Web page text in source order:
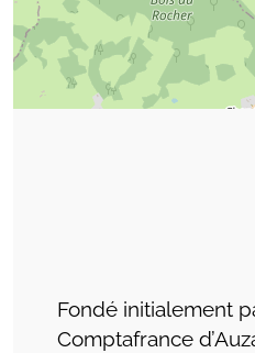
Fondé initialement
Comptafrance